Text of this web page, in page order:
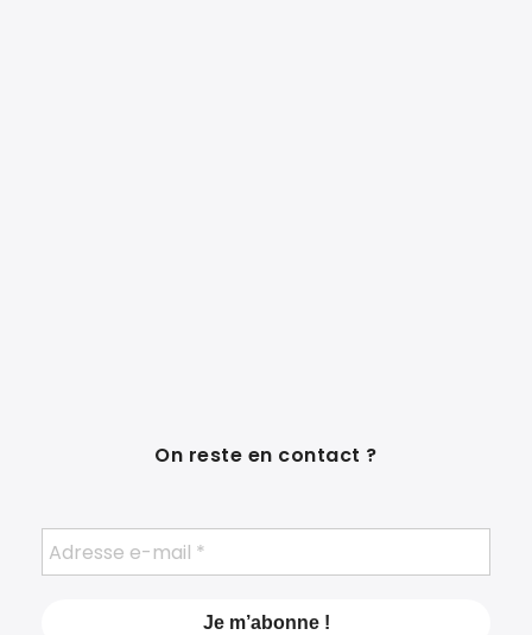
On reste en contact ?